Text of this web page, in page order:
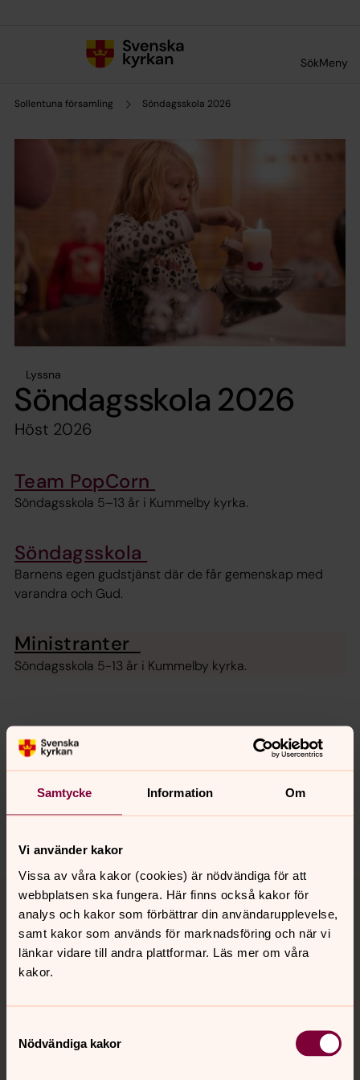
Samtycke Information Om
Vi använder kakor
Vissa av våra kakor (cookies) är nödvändiga för att
webbplatsen ska fungera. Här finns också kakor för
analys och kakor som förbättrar din användarupplevelse,
samt kakor som används för marknadsföring och när vi
länkar vidare till andra plattformar. Läs mer om våra
kakor.
Nödvändiga kakor
SökMeny
Sollentuna församling Söndagsskola 2026
Lyssna
Söndagsskola 2026
Höst 2026
Team PopCorn
Söndagsskola 5–13 år i Kummelby kyrka.
Söndagsskola
Barnens egen gudstjänst där de får gemenskap med
varandra och Gud.
Ministranter
Söndagsskola 5-13 år i Kummelby kyrka.
Senast ändrad 21 maj 2026
Synpunkter eller frågor på sidans
sollentuna.forsamling@svenskakyrkan.se
Tillbaka till toppen
Tillbaka till innehållet
Kontakt